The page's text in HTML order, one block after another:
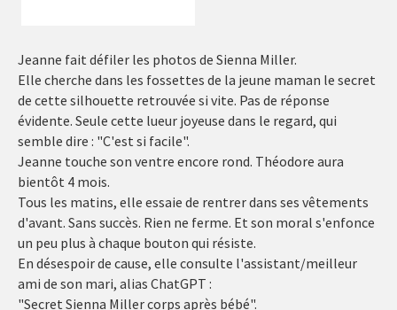
Jeanne fait défiler les photos de Sienna Miller.
Elle cherche dans les fossettes de la jeune maman le secret
de cette silhouette retrouvée si vite. Pas de réponse
évidente. Seule cette lueur joyeuse dans le regard, qui
semble dire : "C'est si facile".
Jeanne touche son ventre encore rond. Théodore aura
bientôt 4 mois.
Tous les matins, elle essaie de rentrer dans ses vêtements
d'avant. Sans succès. Rien ne ferme. Et son moral s'enfonce
un peu plus à chaque bouton qui résiste.
En désespoir de cause, elle consulte l'assistant/meilleur
ami de son mari, alias ChatGPT :
"Secret Sienna Miller corps après bébé".